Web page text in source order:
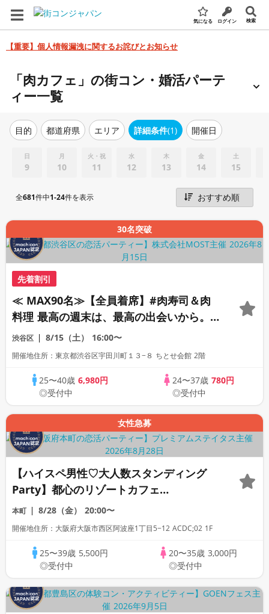
気になる ログイン 検索
【重要】個人情報漏洩に関するお詫びとお知らせ
「肉カフェ」の街コン・婚活パーテ
ィー一覧
目的 都道府県 エリア 詳細条件(1) 開催日
日
9
月
10
火・祝
11
水
12
木
13
金
14
土
15
全681件中1-24件を表示
30名突破
先着割引
≪ MAX90名≫‎【全員着席】#肉寿司＆肉
料理 最高の週末は、最高の出会いから。
素敵な恋の予感。
渋谷区 8/15（土） 16:00〜
開催地住所：東京都渋谷区宇田川町１３−８ ちとせ会館 2階
25〜40歳6,980円
◎受付中
24〜37歳 780円
◎受付中
女性急募
【ハイスペ男性♡大人数スタンディング
Party】都心のリゾートカフェ
Dining♡【男性ドレスコード有り♡資格
証100%確認】ドリンク飲み放題♡【毎週
テイタス】
本町 8/28（金） 20:00〜
開催地住所：大阪府大阪市西区阿波座1丁目5−12 ACDC;02 1F
25〜39歳 5,500円
◎受付中
20〜35歳 3,000円
◎受付中